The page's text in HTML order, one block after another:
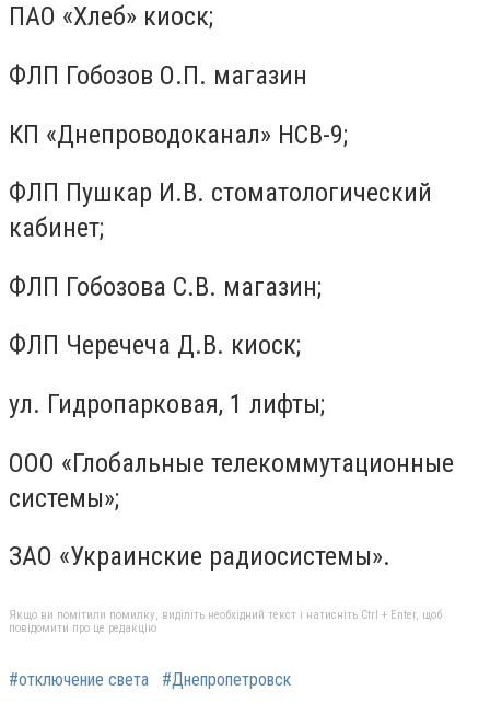
ПАО «Хлеб» киоск;
ФЛП Гобозов О.П. магазин
КП «Днепроводоканал» НСВ-9;
ФЛП Пушкар И.В. стоматологический
кабинет;
ФЛП Гобозова С.В. магазин;
ФЛП Черечеча Д.В. киоск;
ул. Гидропарковая, 1 лифты;
ООО «Глобальные телекоммутационные
системы»;
ЗАО «Украинские радиосистемы».
Якщо ви помітили помилку, виділіть необхідний текст і натисніть Ctrl + Enter, щоб
повідомити про це редакцію
#отключение света #Днепропетровск